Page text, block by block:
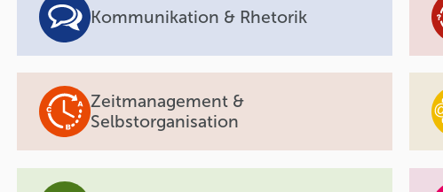
Kommunikation & Rhetorik
Zeitmanagement &
Selbstorganisation